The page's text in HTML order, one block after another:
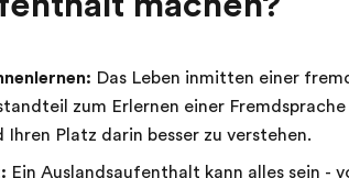
Das Leben inmitten einer
zum Erlernen einer
Ihren Platz darin besser zu verstehen.
Ein Auslandsaufenthalt kann alles sein -